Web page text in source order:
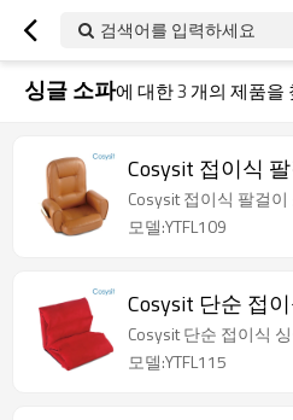
검색어를 입력하세요
싱글 소파에 대한3 개의 제품을
Cosysit 접이식
Cosysit 접이식 팔걸
모델:YTFL109
Cosysit 단순 접
Cosysit 단순 접이식
모델:YTFL115